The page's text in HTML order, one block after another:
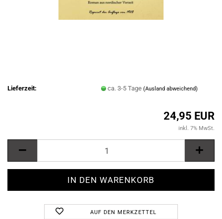
Lieferzeit: ca. 3-5 Tage(Ausland abweichend)
24,95 EUR
inkl. 7% MwSt.
AUF DEN MERKZETTEL